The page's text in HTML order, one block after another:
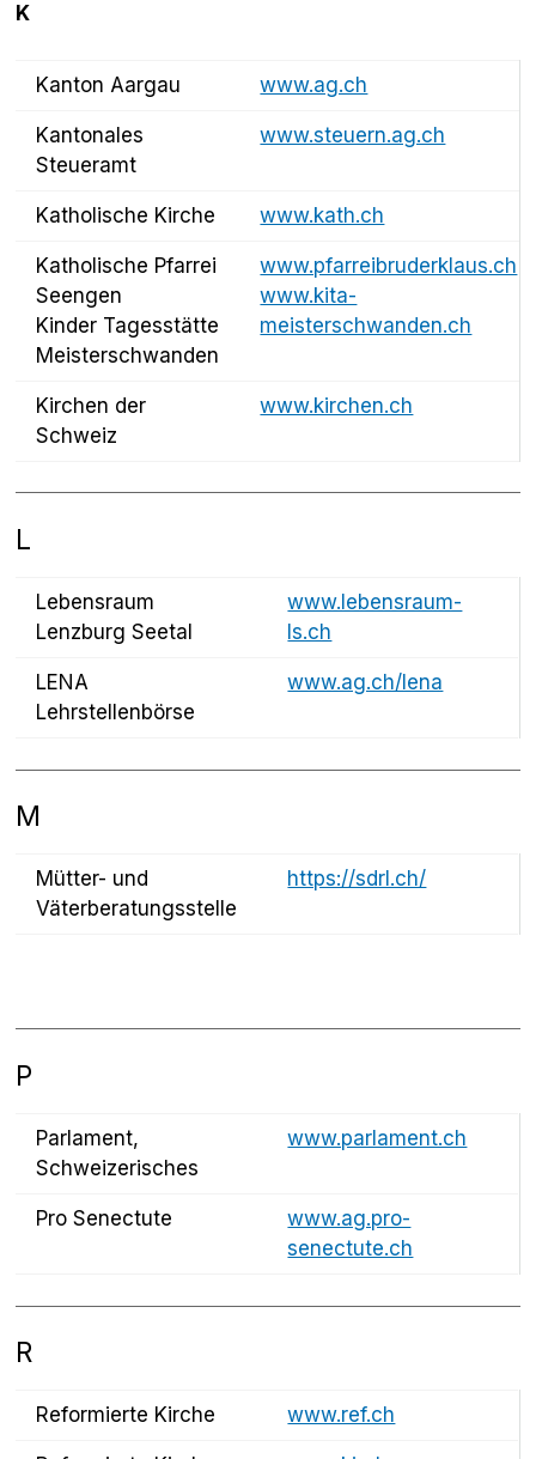
K
Kanton Aargau www.ag.ch
Kantonales
Steueramt
www.steuern.ag.ch
Katholische Kirche www.kath.ch
Katholische Pfarrei
Seengen
Kinder Tagesstätte
Meisterschwanden
www.pfarreibruderklaus.ch
www.kita-
meisterschwanden.ch
Kirchen der
Schweiz
www.kirchen.ch
L
Lebensraum
Lenzburg Seetal
www.lebensraum-
ls.ch
LENA
Lehrstellenbörse
www.ag.ch/lena
M
Mütter- und
Väterberatungsstelle
https://sdrl.ch/
P
Parlament,
Schweizerisches
www.parlament.ch
Pro Senectute
www.ag.pro-
senectute.ch
R
Reformierte Kirche www.ref.ch